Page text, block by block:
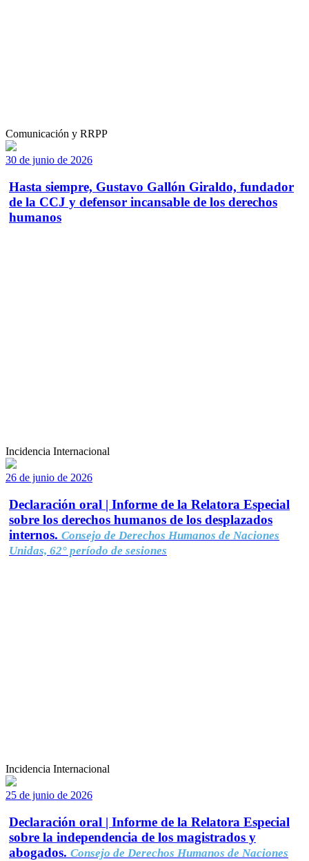
Comunicación y RRPP
30 de junio de 2026
Hasta siempre, Gustavo Gallón Giraldo, fundador
de la CCJ y defensor incansable de los derechos
humanos
Incidencia Internacional
26 de junio de 2026
Declaración oral | Informe de la Relatora Especial
sobre los derechos humanos de los desplazados
internos. Consejo de Derechos Humanos de Naciones
Unidas, 62° período de sesiones
Incidencia Internacional
25 de junio de 2026
Declaración oral | Informe de la Relatora Especial
sobre la independencia de los magistrados y
abogados. Consejo de Derechos Humanos de Naciones